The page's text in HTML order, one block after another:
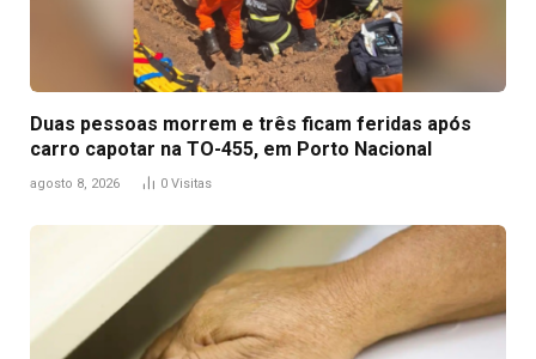
Duas pessoas morrem e três ficam feridas após
carro capotar na TO-455, em Porto Nacional
agosto 8, 2026 0 Visitas